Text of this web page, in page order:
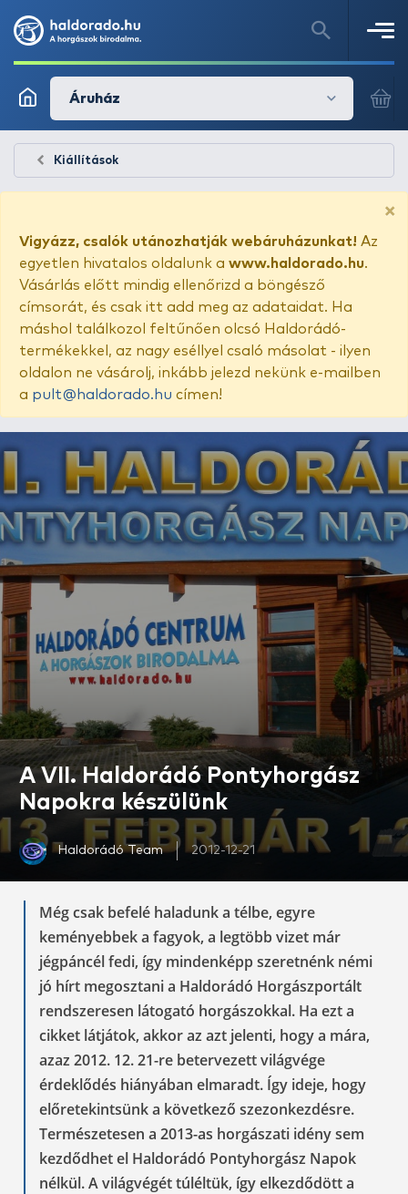
Áruház
Kiállítások
×
Vigyázz, csalók utánozhatják webáruházunkat! Az
egyetlen hivatalos oldalunk a www.haldorado.hu.
Vásárlás előtt mindig ellenőrizd a böngésző
címsorát, és csak itt add meg az adataidat. Ha
máshol találkozol feltűnően olcsó Haldorádó-
termékekkel, az nagy eséllyel csaló másolat - ilyen
oldalon ne vásárolj, inkább jelezd nekünk e-mailben
a pult@haldorado.hu címen!
A VII. Haldorádó Pontyhorgász
Napokra készülünk
Haldorádó Team 2012-12-21
Még csak befelé haladunk a télbe, egyre
keményebbek a fagyok, a legtöbb vizet már
jégpáncél fedi, így mindenképp szeretnénk némi
jó hírt megosztani a Haldorádó Horgászportált
rendszeresen látogató horgászokkal. Ha ezt a
cikket látjátok, akkor az azt jelenti, hogy a mára,
azaz 2012. 12. 21-re betervezett világvége
érdeklődés hiányában elmaradt. Így ideje, hogy
előretekintsünk a következő szezonkezdésre.
Természetesen a 2013-as horgászati idény sem
kezdődhet el Haldorádó Pontyhorgász Napok
nélkül. A világvégét túléltük, így elkezdődött a